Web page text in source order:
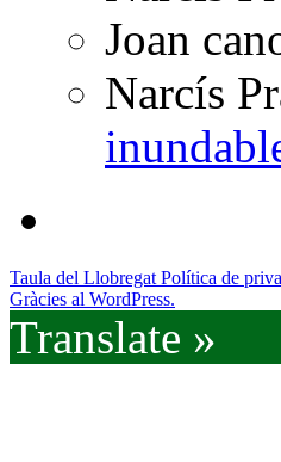
Joan
Narcís
Taula del Llobregat Política de
Gràcies al WordPress.
Translate »